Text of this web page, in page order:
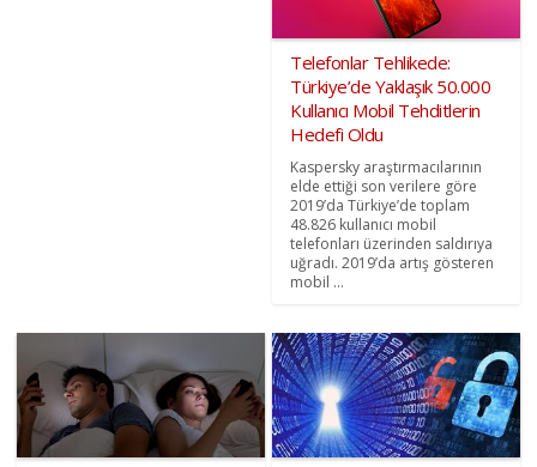
Telefonlar Tehlikede:
Türkiye’de Yaklaşık 50.000
Kullanıcı Mobil Tehditlerin
Hedefi Oldu
Kaspersky araştırmacılarının
elde ettiği son verilere göre
2019’da Türkiye’de toplam
48.826 kullanıcı mobil
telefonları üzerinden saldırıya
uğradı. 2019’da artış gösteren
mobil ...